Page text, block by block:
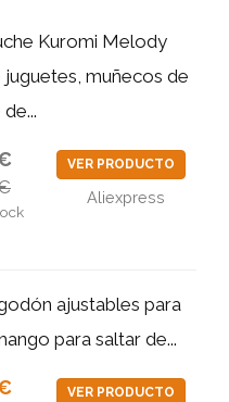
Kuromi Melody
muñecos de
VER PRODUCTO
Aliexpress
ajustables para
para saltar de...
VER PRODUCTO